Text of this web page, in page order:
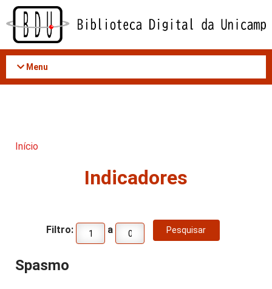
Acessar
conteúdo
Menu
Início
Indicadores
Filtro: a
Spasmo